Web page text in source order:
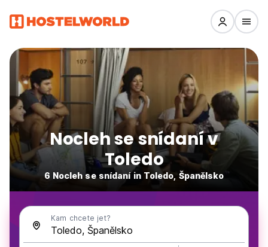
Nocleh se snídaní v
Toledo
6 Nocleh se snídaní in Toledo, Španělsko
Kam chcete jet?